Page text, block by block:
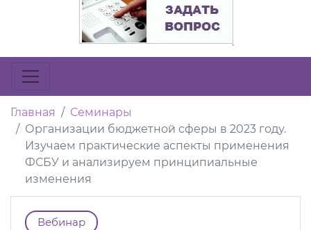
Главная
Семинары
Организации бюджетной сферы в 2023 году.
Изучаем практические аспекты применения
ФСБУ и анализируем принципиальные
изменения
Вебинар